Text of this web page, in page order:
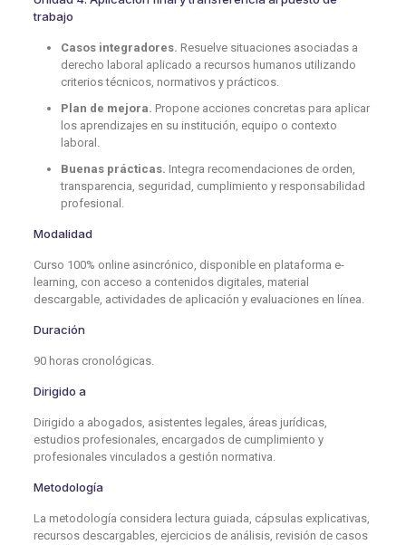
trabajo
Casos integradores. Resuelve situaciones asociadas a
derecho laboral aplicado a recursos humanos utilizando
criterios técnicos, normativos y prácticos.
Plan de mejora. Propone acciones concretas para aplicar
los aprendizajes en su institución, equipo o contexto
laboral.
Buenas prácticas. Integra recomendaciones de orden,
transparencia, seguridad, cumplimiento y responsabilidad
profesional.
Modalidad
Curso 100% online asincrónico, disponible en plataforma e-
learning, con acceso a contenidos digitales, material
descargable, actividades de aplicación y evaluaciones en línea.
Duración
90 horas cronológicas.
Dirigido a
Dirigido a abogados, asistentes legales, áreas jurídicas,
estudios profesionales, encargados de cumplimiento y
profesionales vinculados a gestión normativa.
Metodología
La metodología considera lectura guiada, cápsulas explicativas,
recursos descargables, ejercicios de análisis, revisión de casos